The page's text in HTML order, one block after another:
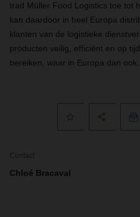
trad Müller Food Logistics toe tot
kan daardoor in heel Europa
klanten van de logistieke
producten veilig, efficiënt en op
bereiken, waar in Europa dan ook.
Contact
Chloé Bracaval